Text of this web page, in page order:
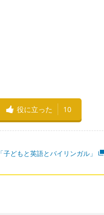
役に立った 10
「子どもと英語とバイリンガル」